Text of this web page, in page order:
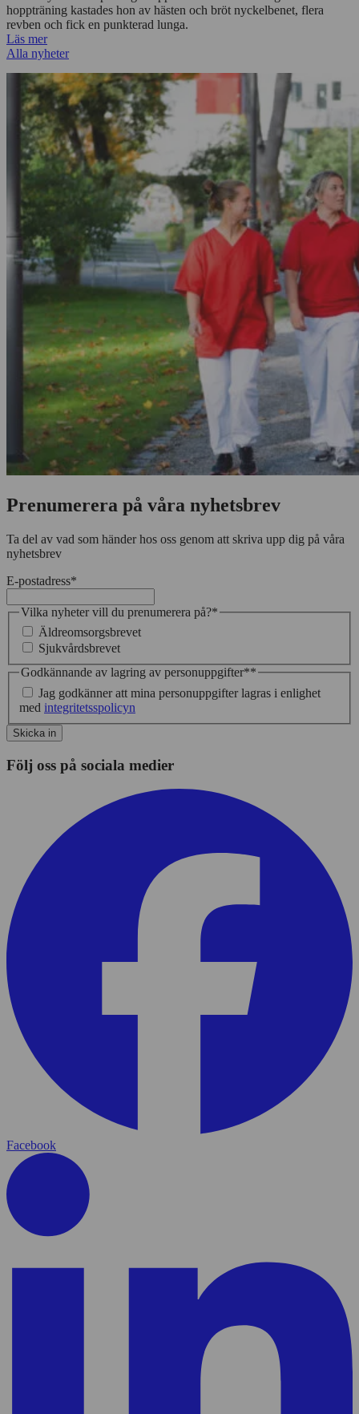
hoppträning kastades hon av hästen och bröt nyckelbenet, flera
revben och fick en punkterad lunga.
Läs mer
Alla nyheter
Prenumerera på våra nyhetsbrev
Ta del av vad som händer hos oss genom att skriva upp dig på våra
nyhetsbrev
E-postadress*
Vilka nyheter vill du prenumerera på?*
Äldreomsorgsbrevet
Sjukvårdsbrevet
Godkännande av lagring av personuppgifter**
Jag godkänner att mina personuppgifter lagras i enlighet
med integritetsspolicyn
Skicka in
Följ oss på sociala medier
Facebook